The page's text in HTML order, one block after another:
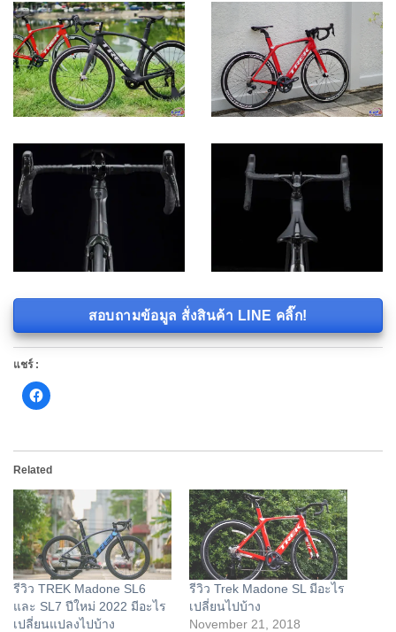
สอบถามข้อมูล สั่งสินค้า LINE คลิ๊ก!
แชร์ :
Click
to
(Opens
in
new
Related
รีวิว TREK Madone SL6
และ SL7 ปีใหม่ 2022 มีอะไร
เปลี่ยนแปลงไปบ้าง
รีวิว Trek Madone SL มีอะไร
เปลี่ยนไปบ้าง
November 21, 2018